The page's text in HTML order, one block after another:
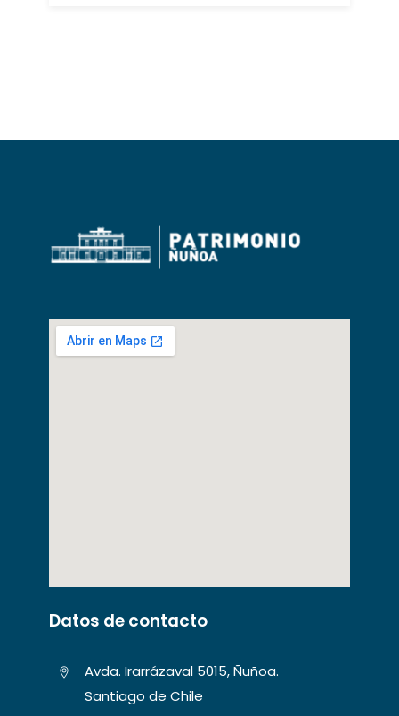
Datos de contacto
Avda. Irarrázaval 5015, Ñuñoa.
Santiago de Chile